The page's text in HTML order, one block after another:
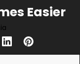
Easier